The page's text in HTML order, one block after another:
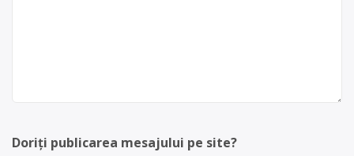
Doriți publicarea mesajului pe site?